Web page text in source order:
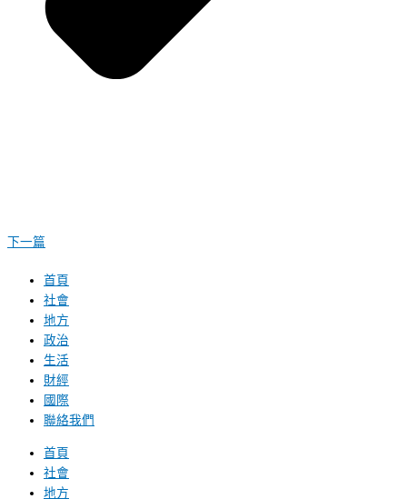
下一篇
首頁
社會
地方
政治
生活
財經
國際
聯絡我們
首頁
社會
地方